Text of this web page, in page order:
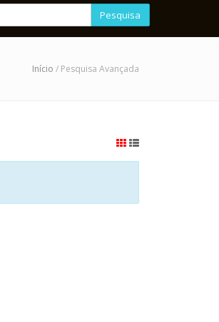
Pesquisa
Início / Pesquisa Avançada